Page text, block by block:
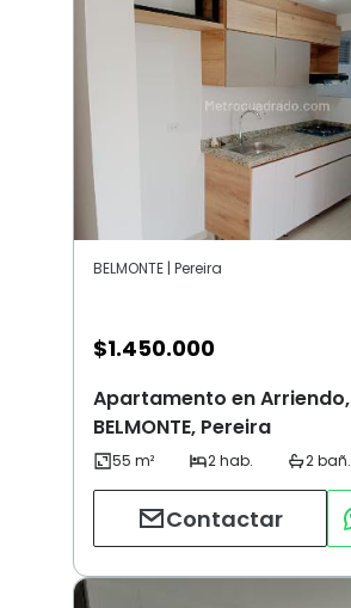
BELMONTE | Pereira
$1.450.000
Apartamento en Arriendo,
BELMONTE, Pereira
Contactar